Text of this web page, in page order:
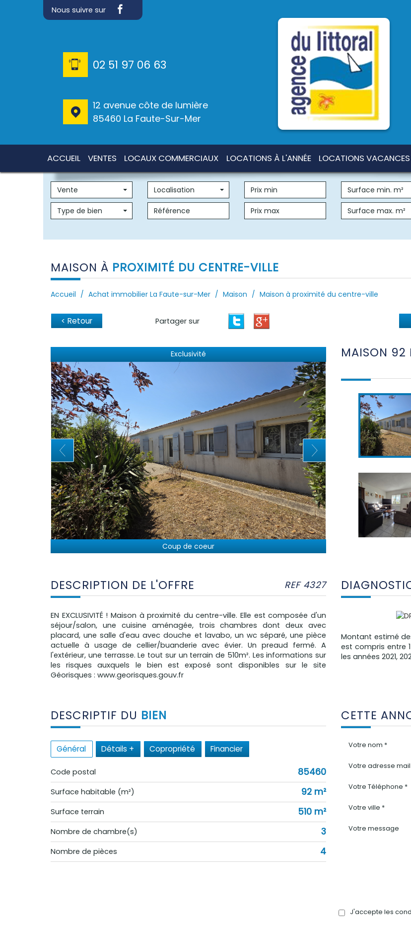
Nous suivre sur
02 51 97 06 63
12 avenue côte de lumière
85460 La Faute-Sur-Mer
ACCUEIL VENTES LOCAUX COMMERCIAUX LOCATIONS À L'ANNÉE LOCATIONS VACANCES
Vente
Type de bien
Localisation
MAISON À PROXIMITÉ DU CENTRE-VILLE
Accueil Achat immobilier La Faute-sur-Mer Maison Maison à proximité du centre-ville
< Retour Partager sur
Exclusivité
Coup de coeur
MAISON
DESCRIPTION DE L'OFFRE REF 4327
EN EXCLUSIVITÉ ! Maison à proximité du centre-ville. Elle est composée d'un
séjour/salon, une cuisine aménagée, trois chambres dont deux avec
placard, une salle d'eau avec douche et lavabo, un wc séparé, une pièce
actuelle à usage de cellier/buanderie avec évier. Un preaud fermé. A
l'extérieur, une terrasse. Le tout sur un terrain de 510m². Les informations sur
les risques auxquels le bien est exposé sont disponibles sur le site
Géorisques : www.georisques.gouv.fr
Montant estimé
est compris entre
les années 2021,
DESCRIPTIF DU BIEN
Général Détails + Copropriété Financier
Code postal 85460
Surface habitable (m²) 92 m²
surface terrain 510 m²
Nombre de chambre(s) 3
Nombre de pièces 4
CETTE
Votre nom *
Votre adresse
Votre Téléphone *
Votre ville *
Votre message
J'accepte les